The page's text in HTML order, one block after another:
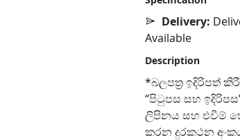
Delivery:
Available
Description
*බලපත්‍ර ඉදිරිපත්
“පිටුපස සහ
ලිපිනය සහ එවීම්
කරන දුරකථන